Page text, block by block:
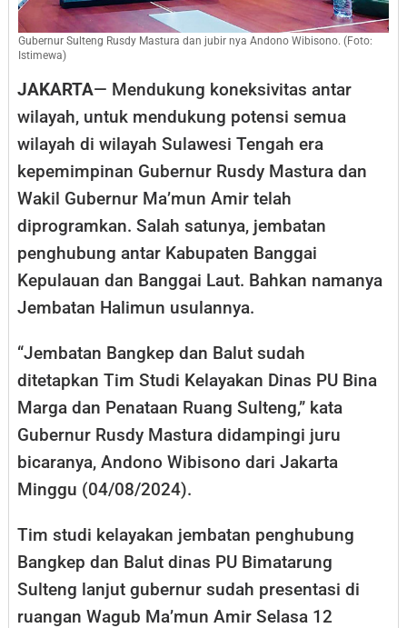
Gubernur Sulteng Rusdy Mastura dan jubir nya Andono Wibisono. (Foto:
Istimewa)
JAKARTA— Mendukung koneksivitas antar
wilayah, untuk mendukung potensi semua
wilayah di wilayah Sulawesi Tengah era
kepemimpinan Gubernur Rusdy Mastura dan
Wakil Gubernur Ma’mun Amir telah
diprogramkan. Salah satunya, jembatan
penghubung antar Kabupaten Banggai
Kepulauan dan Banggai Laut. Bahkan namanya
Jembatan Halimun usulannya.
“Jembatan Bangkep dan Balut sudah
ditetapkan Tim Studi Kelayakan Dinas PU Bina
Marga dan Penataan Ruang Sulteng,” kata
Gubernur Rusdy Mastura didampingi juru
bicaranya, Andono Wibisono dari Jakarta
Minggu (04/08/2024).
Tim studi kelayakan jembatan penghubung
Bangkep dan Balut dinas PU Bimatarung
Sulteng lanjut gubernur sudah presentasi di
ruangan Wagub Ma’mun Amir Selasa 12